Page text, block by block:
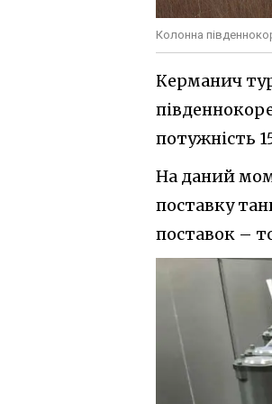
Колонна
Керманич
потужність
На даний
поставку
поставок –